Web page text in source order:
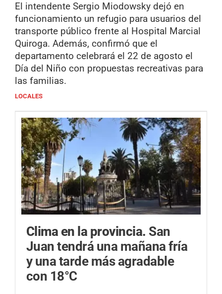
El intendente Sergio Miodowsky dejó en
funcionamiento un refugio para usuarios del
transporte público frente al Hospital Marcial
Quiroga. Además, confirmó que el
departamento celebrará el 22 de agosto el
Día del Niño con propuestas recreativas para
las familias.
LOCALES
Clima en la provincia. San
Juan tendrá una mañana fría
y una tarde más agradable
con 18°C